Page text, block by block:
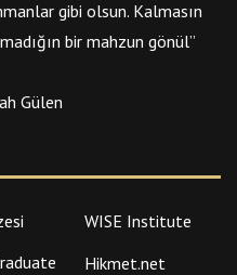
gibi olsun. Kalmasın
bir mahzun gönül”
Gülen
WISE Institute
Hikmet.net